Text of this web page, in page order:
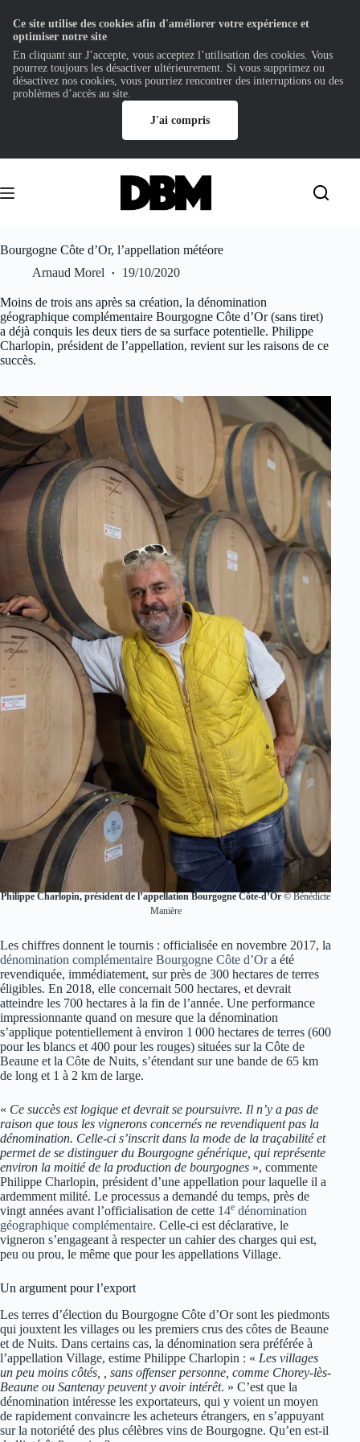
contenu
Bourgogne Côte d’Or, l’appellation météore
Arnaud Morel
19/10/2020
Moins de trois ans après sa création, la dénomination
géographique complémentaire Bourgogne Côte d’Or (sans tiret)
a déjà conquis les deux tiers de sa surface potentielle. Philippe
Charlopin, président de l’appellation, revient sur les raisons de ce
succès.
Philippe Charlopin, président de l’appellation Bourgogne Côte-d’Or© Bénédicte
Manière
Les chiffres donnent le tournis : officialisée en novembre 2017, la
dénomination complémentaire Bourgogne Côte d’Ora été
revendiquée, immédiatement, sur près de 300 hectares de terres
éligibles. En 2018, elle concernait 500 hectares, et devrait
atteindre les 700 hectares à la fin de l’année. Une performance
impressionnante quand on mesure que la dénomination
s’applique potentiellement à environ 1 000 hectares de terres (600
pour les blancs et 400 pour les rouges) situées sur la Côte de
Beaune et la Côte de Nuits, s’étendant sur une bande de 65 km
de long et 1 à 2 km de large.
« Ce succès est logique et devrait se poursuivre. Il n’y a pas de
raison que tous les vignerons concernés ne revendiquent pas la
dénomination. Celle-ci s’inscrit dans la mode de la traçabilité et
permet de se distinguer du Bourgogne générique, qui représente
environ la moitié de la production de bourgognes », commente
Philippe Charlopin, président d’une appellation pour laquelle il a
ardemment milité. Le processus a demandé du temps, près de
vingt années avant l’officialisation de cette 14e dénomination
géographique complémentaire. Celle-ci est déclarative, le
vigneron s’engageant à respecter un cahier des charges qui est,
peu ou prou, le même que pour les appellations Village.
Un argument pour l’export
Les terres d’élection du Bourgogne Côte d’Or sont les piedmonts
qui jouxtent les villages ou les premiers crus des côtes de Beaune
et de Nuits. Dans certains cas, la dénomination sera préférée à
l’appellation Village, estime Philippe Charlopin : « Les villages
un peu moins côtés,
, sans offenser personne, comme Chorey-lès-
Beaune ou Santenay peuvent y avoir intérêt. » C’est que la
dénomination intéresse les exportateurs, qui y voient un moyen
de rapidement convaincre les acheteurs étrangers, en s’appuyant
sur la notoriété des plus célèbres vins de Bourgogne. Qu’en est-il
Ce site utilise des cookies afin d'améliorer votre expérience et
optimiser notre site
En cliquant sur J’accepte, vous acceptez l’utilisation des cookies. Vous
pourrez toujours les désactiver ultérieurement. Si vous supprimez ou
désactivez nos cookies, vous pourriez rencontrer des interruptions ou des
problèmes d’accès au site.
J'ai compris